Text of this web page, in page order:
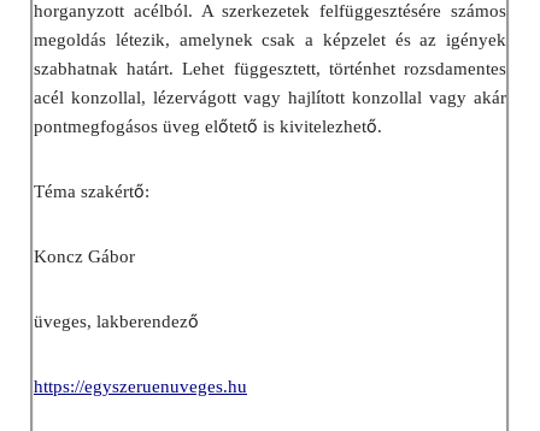
horganyzott acélból. A szerkezetek felfüggesztésére számos
megoldás létezik, amelynek csak a képzelet és az igények
szabhatnak határt. Lehet függesztett, történhet rozsdamentes
acél konzollal, lézervágott vagy hajlított konzollal vagy akár
pontmegfogásos üveg előtető is kivitelezhető.
Téma szakértő:
Koncz Gábor
üveges, lakberendező
https://egyszeruenuveges.hu